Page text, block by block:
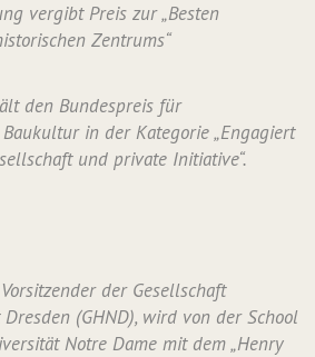
vergibt Preis zur „Besten
Zentrums“
den Bundespreis für
in der Kategorie „Engagiert
und private Initiative“.
der Gesellschaft
(GHND), wird von der School
Notre Dame mit dem „Henry